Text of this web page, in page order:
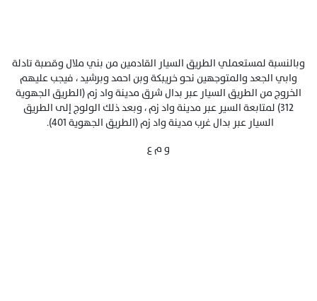
وبالنسبة لمستعملي الطريق السيار القادمين من بني ملال وقصبة تادلة
وابي الجعد والمتوجهين نحو خريبكة وبن احمد وبرشيد ، فيجب عليهم
الخروج من الطريق السيار عبر بدال شرق مدينة واد زم (الطريق الجهوية
312) لمتابعة السير عبر مدينة واد زم ، وبعد ذلك الولوج إلى الطريق
السيار عبر بدال غرب مدينة واد زم (الطريق الجهوية 401).
و م ع